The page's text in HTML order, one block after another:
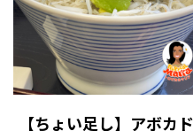
【ちょい足し】アボカド